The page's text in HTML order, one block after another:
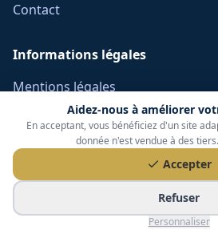
Aidez-nous à améliorer
En acceptant, vous bénéficiez d'un site
donnée n'est vendue à des tiers.
Accepter
Refuser
Personnaliser
Contact
Informations légales
Mentions légales
Confidentialité
Réclamations
CGV Frais Courtage